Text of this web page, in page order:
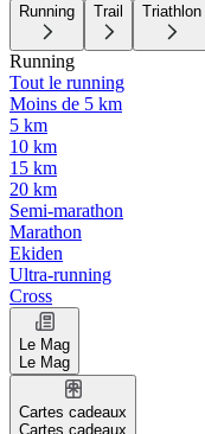
Running Trail Triathlon
Running
Tout le running
Moins de 5 km
5 km
10 km
15 km
20 km
Semi-marathon
Marathon
Ekiden
Ultra-running
Cross
Le Mag
Le Mag
Cartes cadeaux
Cartes cadeaux